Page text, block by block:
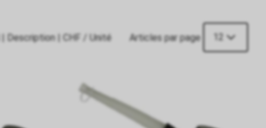
Articles par page 12
| Description| CHF / Unité